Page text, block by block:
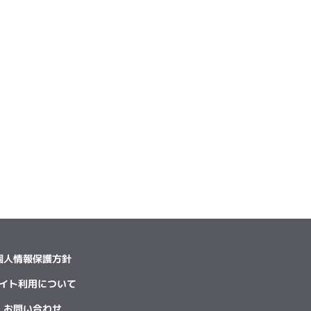
人情報保護方針
ト利用について
お問い合わせ